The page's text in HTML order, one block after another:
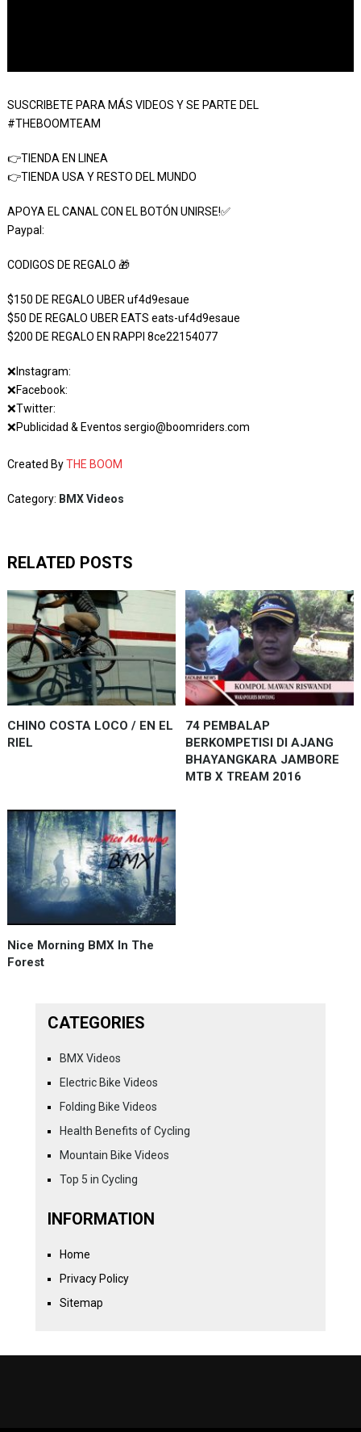
SUSCRIBETE PARA MÁS VIDEOS Y SE PARTE DEL
#THEBOOMTEAM
👉TIENDA EN LINEA
👉TIENDA USA Y RESTO DEL MUNDO
APOYA EL CANAL CON EL BOTÓN UNIRSE!✅
Paypal:
CODIGOS DE REGALO 🎁
$150 DE REGALO UBER uf4d9esaue
$50 DE REGALO UBER EATS eats-uf4d9esaue
$200 DE REGALO EN RAPPI 8ce22154077
❌Instagram:
❌Facebook:
❌Twitter:
❌Publicidad & Eventos sergio@boomriders.com
Created ByTHE BOOM
Category: BMX Videos
RELATED POSTS
CHINO COSTA LOCO / EN EL
RIEL
74 PEMBALAP
BERKOMPETISI DI AJANG
BHAYANGKARA JAMBORE
MTB X TREAM 2016
Nice Morning BMX In The
Forest
CATEGORIES
BMX Videos
Electric Bike Videos
Folding Bike Videos
Health Benefits of Cycling
Mountain Bike Videos
Top 5 in Cycling
INFORMATION
Home
Privacy Policy
Sitemap